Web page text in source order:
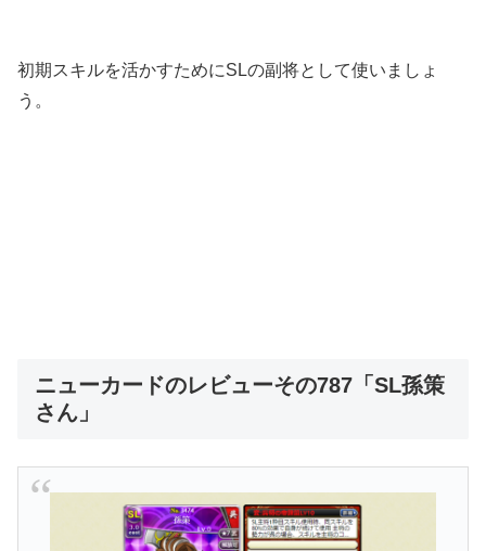
初期スキルを活かすためにSLの副将として使いましょ
う。
ニューカードのレビューその787「SL孫策
さん」